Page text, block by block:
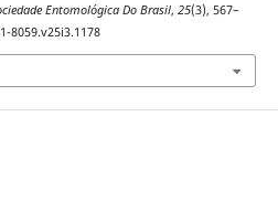
Entomológica Do Brasil, 25(3), 567–
8059.v25i3.1178